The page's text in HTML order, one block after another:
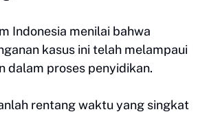
Indonesia menilai bahwa
kasus ini telah melampaui
dalam proses penyidikan.
rentang waktu yang singkat